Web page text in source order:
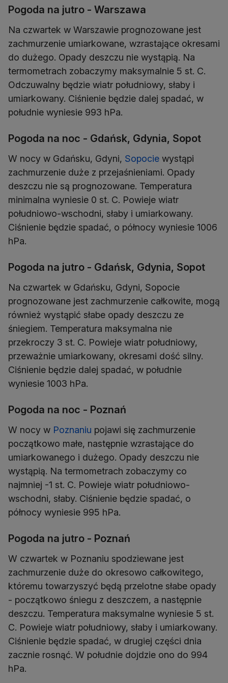
Pogoda na jutro - Warszawa
Na czwartek w Warszawie prognozowane jest
zachmurzenie umiarkowane, wzrastające okresami
do dużego. Opady deszczu nie wystąpią. Na
termometrach zobaczymy maksymalnie 5 st. C.
Odczuwalny będzie wiatr południowy, słaby i
umiarkowany. Ciśnienie będzie dalej spadać, w
południe wyniesie 993 hPa.
Pogoda na noc - Gdańsk, Gdynia, Sopot
W nocy w Gdańsku, Gdyni, Sopocie wystąpi
zachmurzenie duże z przejaśnieniami. Opady
deszczu nie są prognozowane. Temperatura
minimalna wyniesie 0 st. C. Powieje wiatr
południowo-wschodni, słaby i umiarkowany.
Ciśnienie będzie spadać, o północy wyniesie 1006
hPa.
Pogoda na jutro - Gdańsk, Gdynia, Sopot
Na czwartek w Gdańsku, Gdyni, Sopocie
prognozowane jest zachmurzenie całkowite, mogą
również wystąpić słabe opady deszczu ze
śniegiem. Temperatura maksymalna nie
przekroczy 3 st. C. Powieje wiatr południowy,
przeważnie umiarkowany, okresami dość silny.
Ciśnienie będzie dalej spadać, w południe
wyniesie 1003 hPa.
Pogoda na noc - Poznań
W nocy w Poznaniu pojawi się zachmurzenie
początkowo małe, następnie wzrastające do
umiarkowanego i dużego. Opady deszczu nie
wystąpią. Na termometrach zobaczymy co
najmniej -1 st. C. Powieje wiatr południowo-
wschodni, słaby. Ciśnienie będzie spadać, o
północy wyniesie 995 hPa.
Pogoda na jutro - Poznań
W czwartek w Poznaniu spodziewane jest
zachmurzenie duże do okresowo całkowitego,
któremu towarzyszyć będą przelotne słabe opady
- początkowo śniegu z deszczem, a następnie
deszczu. Temperatura maksymalne wyniesie 5 st.
C. Powieje wiatr południowy, słaby i umiarkowany.
Ciśnienie będzie spadać, w drugiej części dnia
zacznie rosnąć. W południe dojdzie ono do 994
hPa.